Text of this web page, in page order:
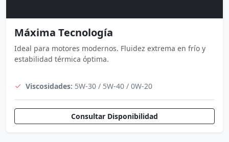
Máxima Tecnología
Ideal para motores modernos. Fluidez extrema en frío y
estabilidad térmica óptima.
Viscosidades: 5W-30 / 5W-40 / 0W-20
Consultar Disponibilidad